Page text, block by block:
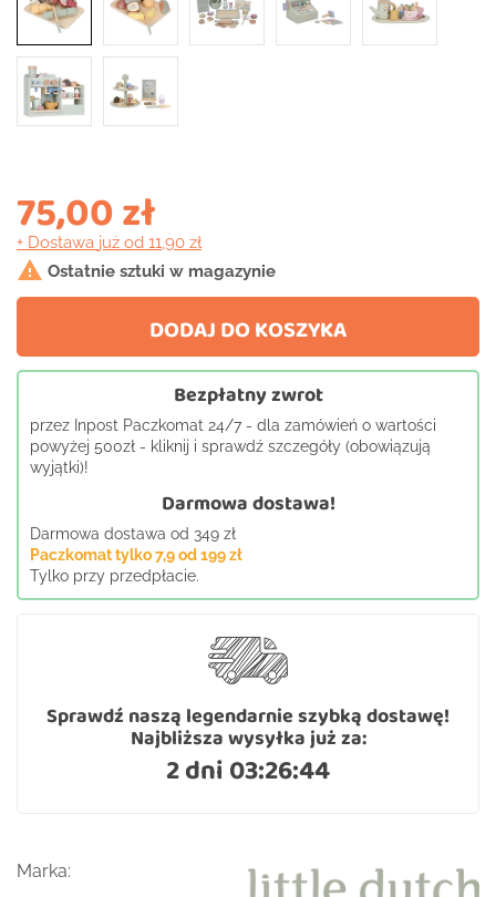
75,00 zł
+ Dostawa już od 11,90 zł
 Ostatnie sztuki w magazynie
DODAJ DO KOSZYKA
Bezpłatny zwrot
przez Inpost Paczkomat 24/7 - dla zamówień o wartości
powyżej 500zł - kliknij i sprawdź szczegóły (obowiązują
wyjątki)!
Darmowa dostawa!
Darmowa dostawa od 349 zł
Paczkomat tylko 7,9 od 199 zł
Tylko przy przedpłacie.
Sprawdź naszą legendarnie szybką dostawę!
Najbliższa wysyłka już za:
2 dni 03:26:44
Marka: